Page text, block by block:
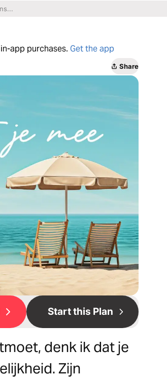
app purchases. Get the app
Share
Start this Plan
denk ik dat je
Zijn